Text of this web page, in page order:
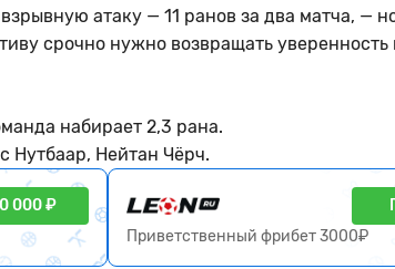
атаку — 11 ранов за два матча, —
срочно нужно возвращать уверенность
набирает 2,3 рана.
Нутбаар, Нейтан Чёрч.
000 ₽
Приветственный фрибет 3000₽